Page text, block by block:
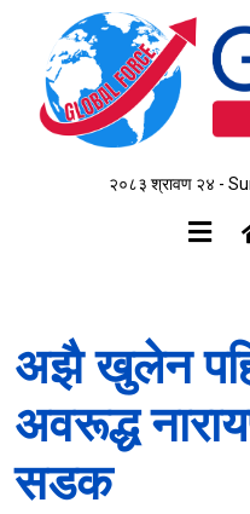
२०८३ श्रावण २४ -
अझै खुलेन
अवरूद्ध
सडक